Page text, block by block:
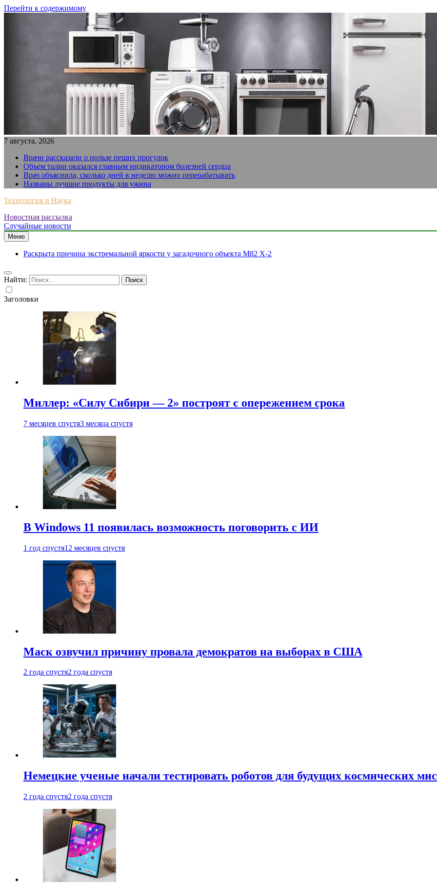
Перейти к содержимому
7 августа, 2026
Врачи рассказали о пользе пеших прогулок
Объем талии оказался главным индикатором болезней сердца
Врач объяснила, сколько дней в неделю можно перерабатывать
Названы лучшие продукты для ужина
Технология и Наука
Новостная рассылка
Случайные новости
Меню
Раскрыта причина экстремальной яркости у загадочного объекта M82 X-2
Найти:
Заголовки
Миллер: «Силу Сибири — 2» построят с опережением срока
7 месяцев спустя3 месяца спустя
В Windows 11 появилась возможность поговорить с ИИ
1 год спустя12 месяцев спустя
Маск озвучил причину провала демократов на выборах в США
2 года спустя2 года спустя
Немецкие ученые начали тестировать роботов для будущих космических
2 года спустя2 года спустя